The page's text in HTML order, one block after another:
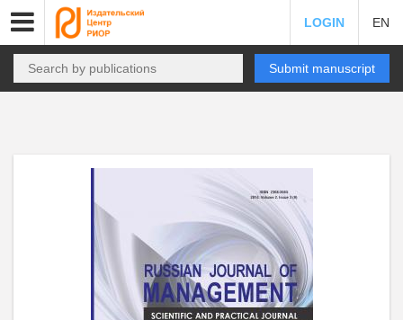
LOGIN EN
Submit manuscript